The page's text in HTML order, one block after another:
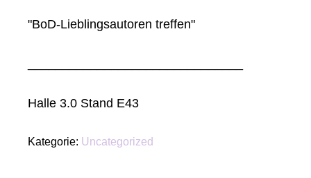
"BoD-Lieblingsautoren treffen"
Halle 3.0 Stand E43
Kategorie: Uncategorized